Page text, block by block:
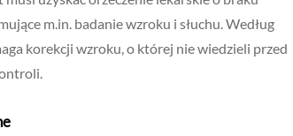
m.in. badanie wzroku i słuchu. Według
korekcji wzroku, o której nie wiedzieli przed